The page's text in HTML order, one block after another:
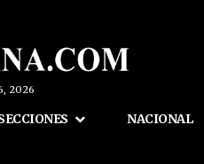
2026
NACIONAL